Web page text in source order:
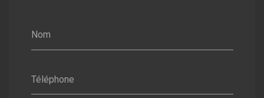
Nom
Téléphone